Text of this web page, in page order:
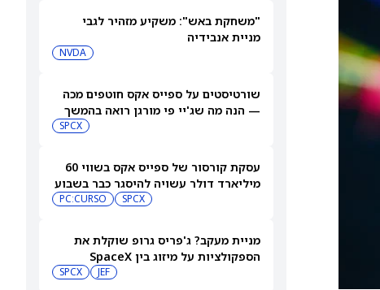
"משחקת באש": משקיע מזהיר לגבי
מניית אנבידיה
NVDA
שורטיסטים על ספייס אקס חוטפים מכה
— הנה מה שג'יי פי מורגן רואה בהמשך
SPCX
עסקת קורסור של ספייס אקס בשווי 60
מיליארד דולר עשויה להיסגר כבר בשבוע
SPCX
PC:CURSO
מניית מעקב? ג'פריס גרופ שוקלת את
הספקולציות על מיזוג בין SpaceX
JEF
SPCX